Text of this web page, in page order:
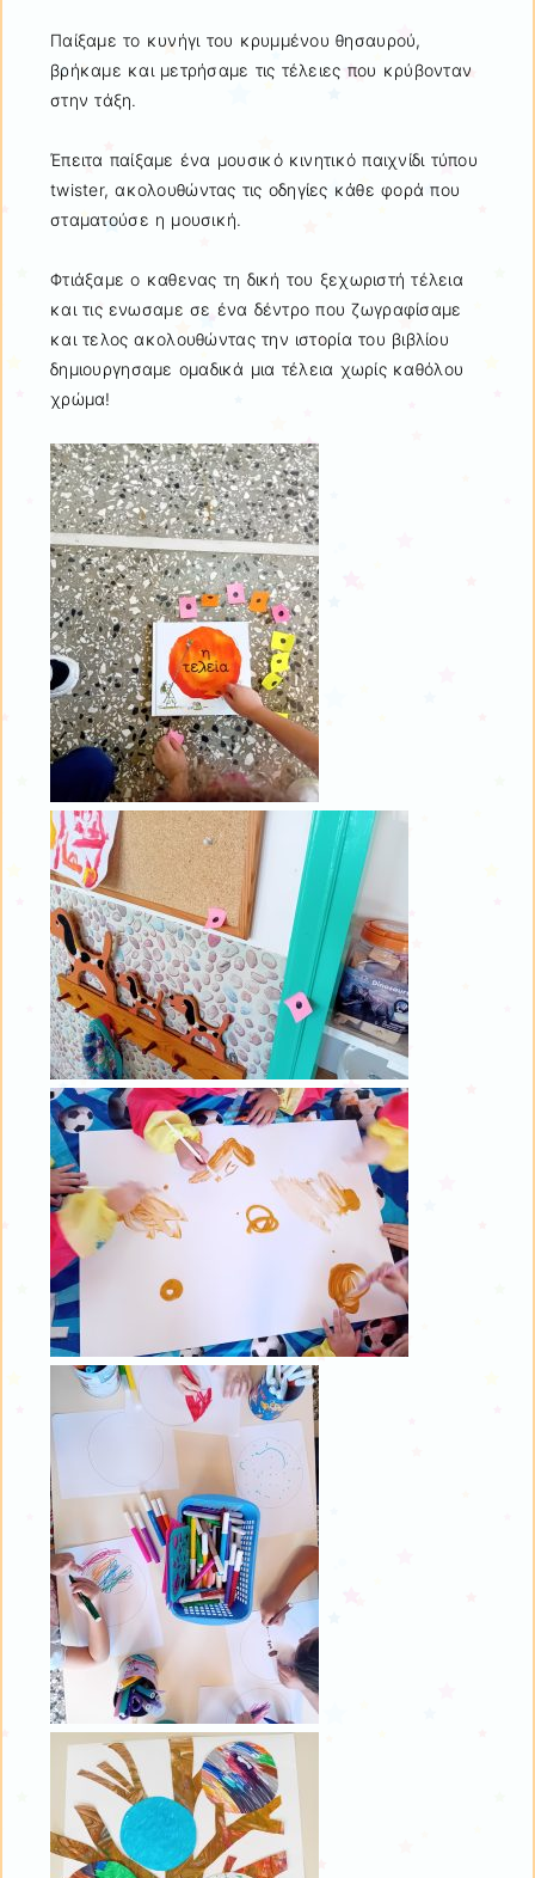
Παίξαμε το κυνήγι του κρυμμένου θησαυρού,
βρήκαμε και μετρήσαμε τις τέλειες που κρύβονταν
στην τάξη.
Έπειτα παίξαμε ένα μουσικό κινητικό παιχνίδι τύπου
twister, ακολουθώντας τις οδηγίες κάθε φορά που
σταματούσε η μουσική.
Φτιάξαμε ο καθενας τη δική του ξεχωριστή τέλεια
και τις ενωσαμε σε ένα δέντρο που ζωγραφίσαμε
και τελος ακολουθώντας την ιστορία του βιβλίου
δημιουργησαμε ομαδικά μια τέλεια χωρίς καθόλου
χρώμα!